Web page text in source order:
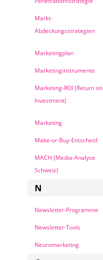
Markt-
Abdeckungsstrategien
Marketingplan
Marketinginstrumente
Marketing-ROI (Return on
Investment)
Marketing
Make-or-Buy-Entscheid
MACH (Media-Analyse
Schweiz)
N
Newsletter-Programme
Newsletter-Tools
Neuromarketing